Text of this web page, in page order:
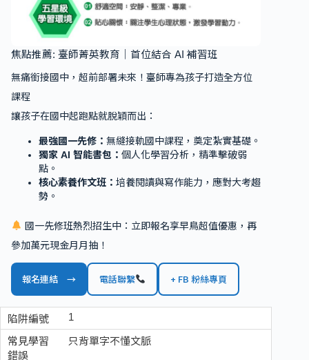
焦點推薦: 臺師菁英教育｜首位結合 AI 補習班
無痛銜接國中，超前部署未來！臺師專為孩子打造全方位
課程
讓孩子在國中起跑點就脫穎而出：
最強國一先修： 無縫接軌國中課程，奠定紮實基礎。
獨家 AI 智能書包： 個人化學習分析，精準擊破弱
點。
核心素養作文班： 培養閱讀與寫作能力，應對大考趨
勢。
國一先修班熱烈招生中：立即報名享早鳥超值優惠，再
參加萬元現金月月抽！
報名連結 → 電話聯繫 + FB 粉絲專頁
1
只背單字不懂文脈